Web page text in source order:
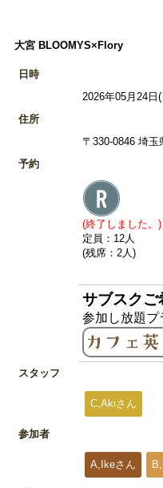
大宮 BLOOMYS×Flory
日時
2026年05月24
住所
〒330-0846 埼
予約
(終了しました。)
定員：12人
(残席：2人)
サブスクご
参加し放題プ
スタッフ
C,Akiさん
参加者
A,Ikeさん